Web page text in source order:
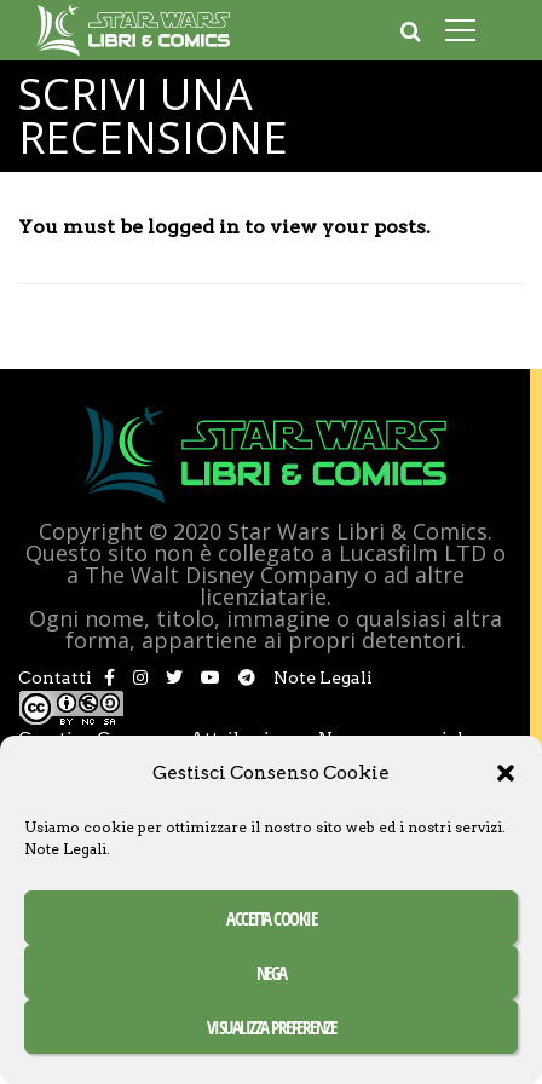
Gestisci Consenso Cookie
Usiamo cookie per ottimizzare il nostro sito web ed i nostri servizi.
Note Legali.
ACCETTA COOKIE
NEGA
VISUALIZZA PREFERENZE
SCRIVI UNA
RECENSIONE
You must be logged in to view your posts.
Copyright © 2020 Star Wars Libri & Comics.
Questo sito non è collegato a Lucasfilm LTD o
a The Walt Disney Company o ad altre
licenziatarie.
Ogni nome, titolo, immagine o qualsiasi altra
forma, appartiene ai propri detentori.
Contatti Note Legali
Creative Commons Attribuzione – Non commerciale –